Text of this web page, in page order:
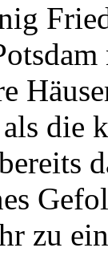
die
zu